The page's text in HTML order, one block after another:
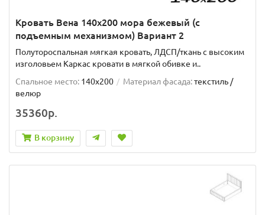
Кровать Вена 140х200 мора бежевый (с
подъемным механизмом) Вариант 2
Полутороспальная мягкая кровать, ЛДСП/ткань с высоким
изголовьем Каркас кровати в мягкой обивке и..
Спальное место: 140x200 Материал фасада:текстиль /
велюр
35360р.
В корзину